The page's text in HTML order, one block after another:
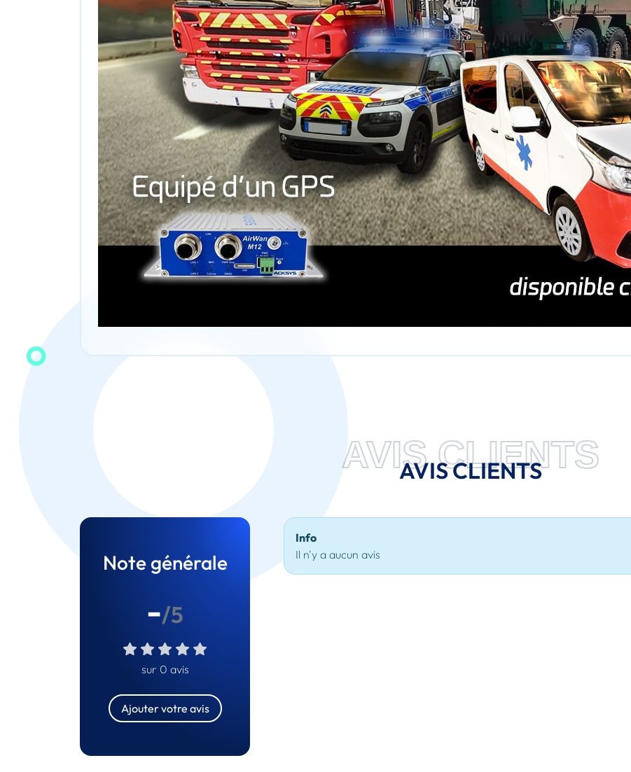
AVIS CLIENTS
AVIS CLIENTS
Note générale
-/5
sur 0 avis
Ajouter votre avis
Info
Il n'y a aucun avis